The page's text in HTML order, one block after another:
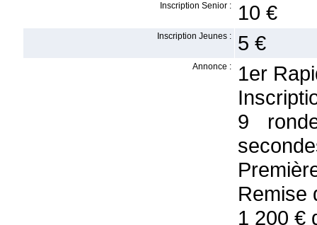
Inscription Senior : 10 €
Inscription Jeunes : 5 €
Annonce :
1er
9
Remise
1 200 €